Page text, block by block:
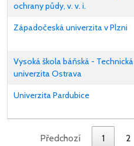
ochrany půdy, v. v. i.
Západočeská univerzita v Plzni
Vysoká škola báňská - Technická
univerzita Ostrava
Univerzita Pardubice
Předchozí 1 2